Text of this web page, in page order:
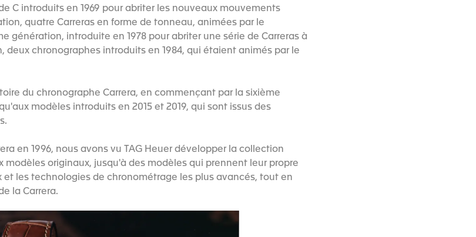
C introduits en 1969 pour abriter les nouveaux mouvements
quatre Carreras en forme de tonneau, animées par le
génération, introduite en 1978 pour abriter une série de Carreras à
deux chronographes introduits en 1984, qui étaient animés par le
du chronographe Carrera, en commençant par la sixième
modèles introduits en 2015 et 2019, qui sont issus des
en 1996, nous avons vu TAG Heuer développer la collection
modèles originaux, jusqu'à des modèles qui prennent leur propre
les technologies de chronométrage les plus avancés, tout en
la Carrera.